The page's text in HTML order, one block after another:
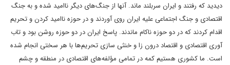
دیدید که رفتند و ایران سربلند ماند. آنها از جنگ‌های دیگر ناامید شده و به جنگ
اقتصادی و جنگ اجتماعی علیه ایران روی آوردند و در حوزه ناامید کردن و تحریم
اقدام کردند که در دو حوزه ناکام ماندند. پاسخ ایران در دو حوزه روشن بود و تاب
آوری اقتصادی و اقتصاد درون زا و خنثی سازی تحریم‌ها با هر سختی انجام شده
است. ما کشوری هستیم کمه در تمامی مؤلفه‌های اقتصادی در منطقه و چشم